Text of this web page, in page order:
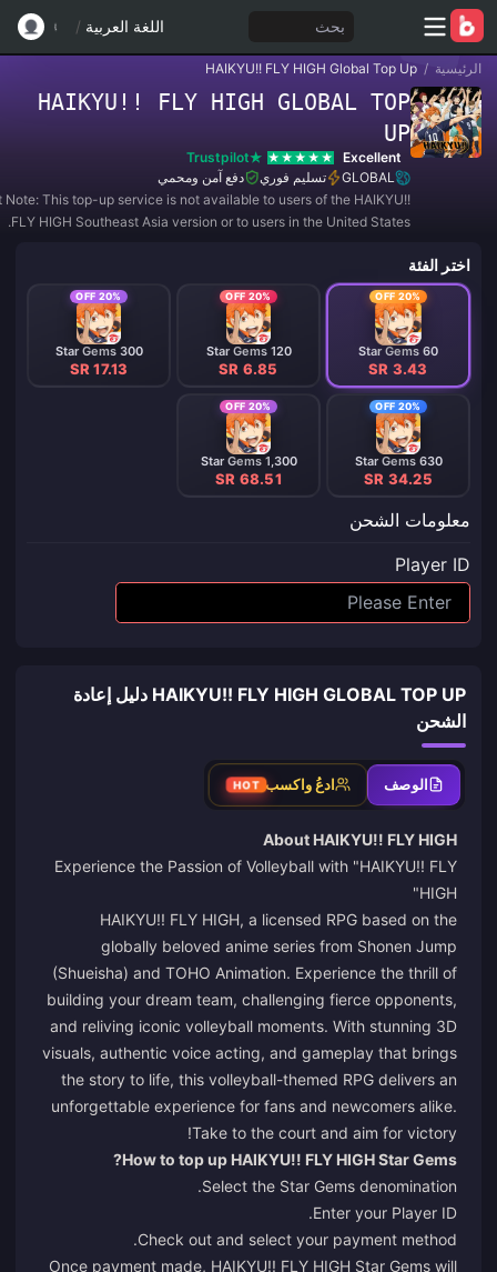
بحث اللغة العربية /
الرئيسية /
HAIKYU!! FLY HIGH Global Top Up
HAIKYU!! FLY HIGH GLOBAL TOP
UP
Excellent
Trustpilot
GLOBAL
تسليم فوري
دفع آمن ومحمي
Note: This top-up service is not available to users of the HAIKYU!!
FLY HIGH Southeast Asia version or to users in the United States.
اختر الفئة
20% OFF
60 Star Gems
SR 3.43
20% OFF
120 Star Gems
SR 6.85
20% OFF
300 Star Gems
SR 17.13
20% OFF
630 Star Gems
SR 34.25
20% OFF
1,300 Star Gems
SR 68.51
معلومات الشحن
Player ID
HAIKYU!! FLY HIGH GLOBAL TOP UP دليل إعادة
الشحن
الوصف ادعُ واكسب HOT
About HAIKYU!! FLY HIGH
Experience the Passion of Volleyball with "HAIKYU!! FLY
HIGH"
HAIKYU!! FLY HIGH, a licensed RPG based on the
globally beloved anime series from Shonen Jump
(Shueisha) and TOHO Animation. Experience the thrill of
building your dream team, challenging fierce opponents,
and reliving iconic volleyball moments. With stunning 3D
visuals, authentic voice acting, and gameplay that brings
the story to life, this volleyball-themed RPG delivers an
unforgettable experience for fans and newcomers alike.
Take to the court and aim for victory!
How to top up HAIKYU!! FLY HIGH Star Gems?
Select the Star Gems denomination.
Enter your Player ID.
Check out and select your payment method.
Once payment made, HAIKYU!! FLY HIGH Star Gems will